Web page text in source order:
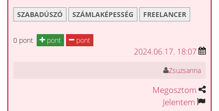
SZABADÚSZÓ SZÁMLAKÉPESSÉG FREELANCER
0 pont pont pont
2024.06.17. 18:07
Zsuzsanna
Megosztom
Jelentem